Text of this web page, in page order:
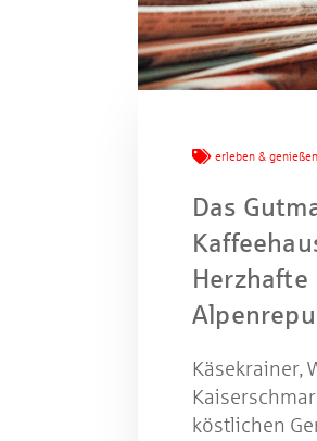
erleben & genießen
Das
Herzhafte
Käsekrainer,
köstlichen